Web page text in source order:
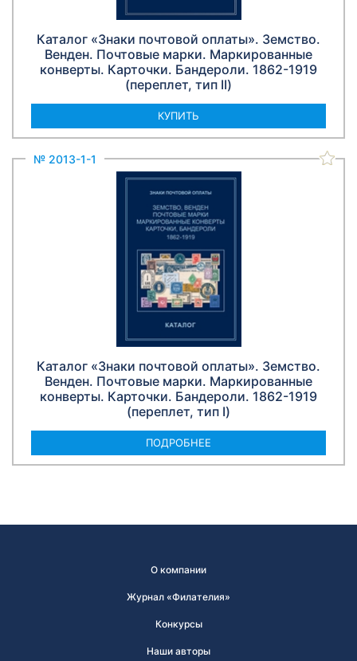
Каталог «Знаки почтовой оплаты». Земство.
Венден. Почтовые марки. Маркированные
конверты. Карточки. Бандероли. 1862-1919
(переплет, тип II)
КУПИТЬ
№ 2013-1-1
Каталог «Знаки почтовой оплаты». Земство.
Венден. Почтовые марки. Маркированные
конверты. Карточки. Бандероли. 1862-1919
(переплет, тип I)
ПОДРОБНЕЕ
О компании
Журнал «Филателия»
Конкурсы
Наши авторы